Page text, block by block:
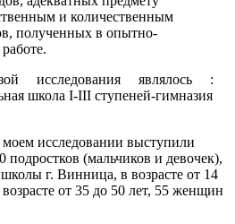
и количественным
полученных в опытно-
исследования являлось :
школа I-III ступеней-гимназия
исследовании выступили
подростков (мальчиков и девочек),
г. Винница, в возрасте от 14
от 35 до 50 лет, 55 женщин